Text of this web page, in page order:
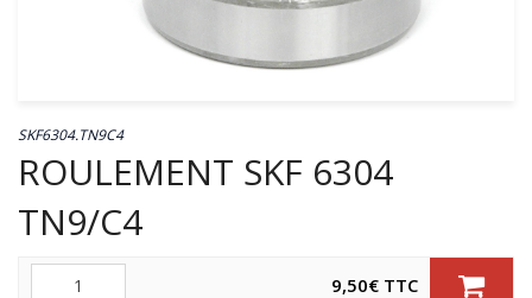
SKF6304.TN9C4
ROULEMENT SKF 6304
TN9/C4
9,50€ TTC